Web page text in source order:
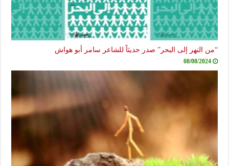
“من النهر إلى البحر” صدر حديثاً للشاعر سامر أبو هواش
08/08/2024